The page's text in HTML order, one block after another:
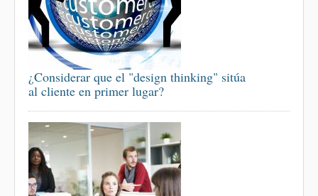
¿Considerar que el "design thinking" sitúa
al cliente en primer lugar?